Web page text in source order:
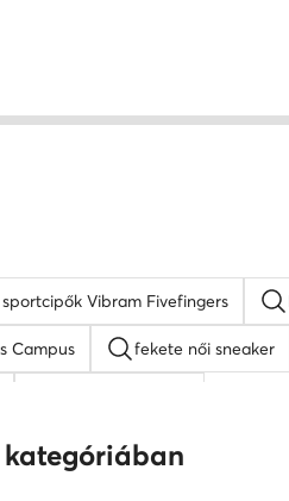
Vibram Fivefingers
Campus fekete női sneaker
női cipő női éksarkú
kategóriában